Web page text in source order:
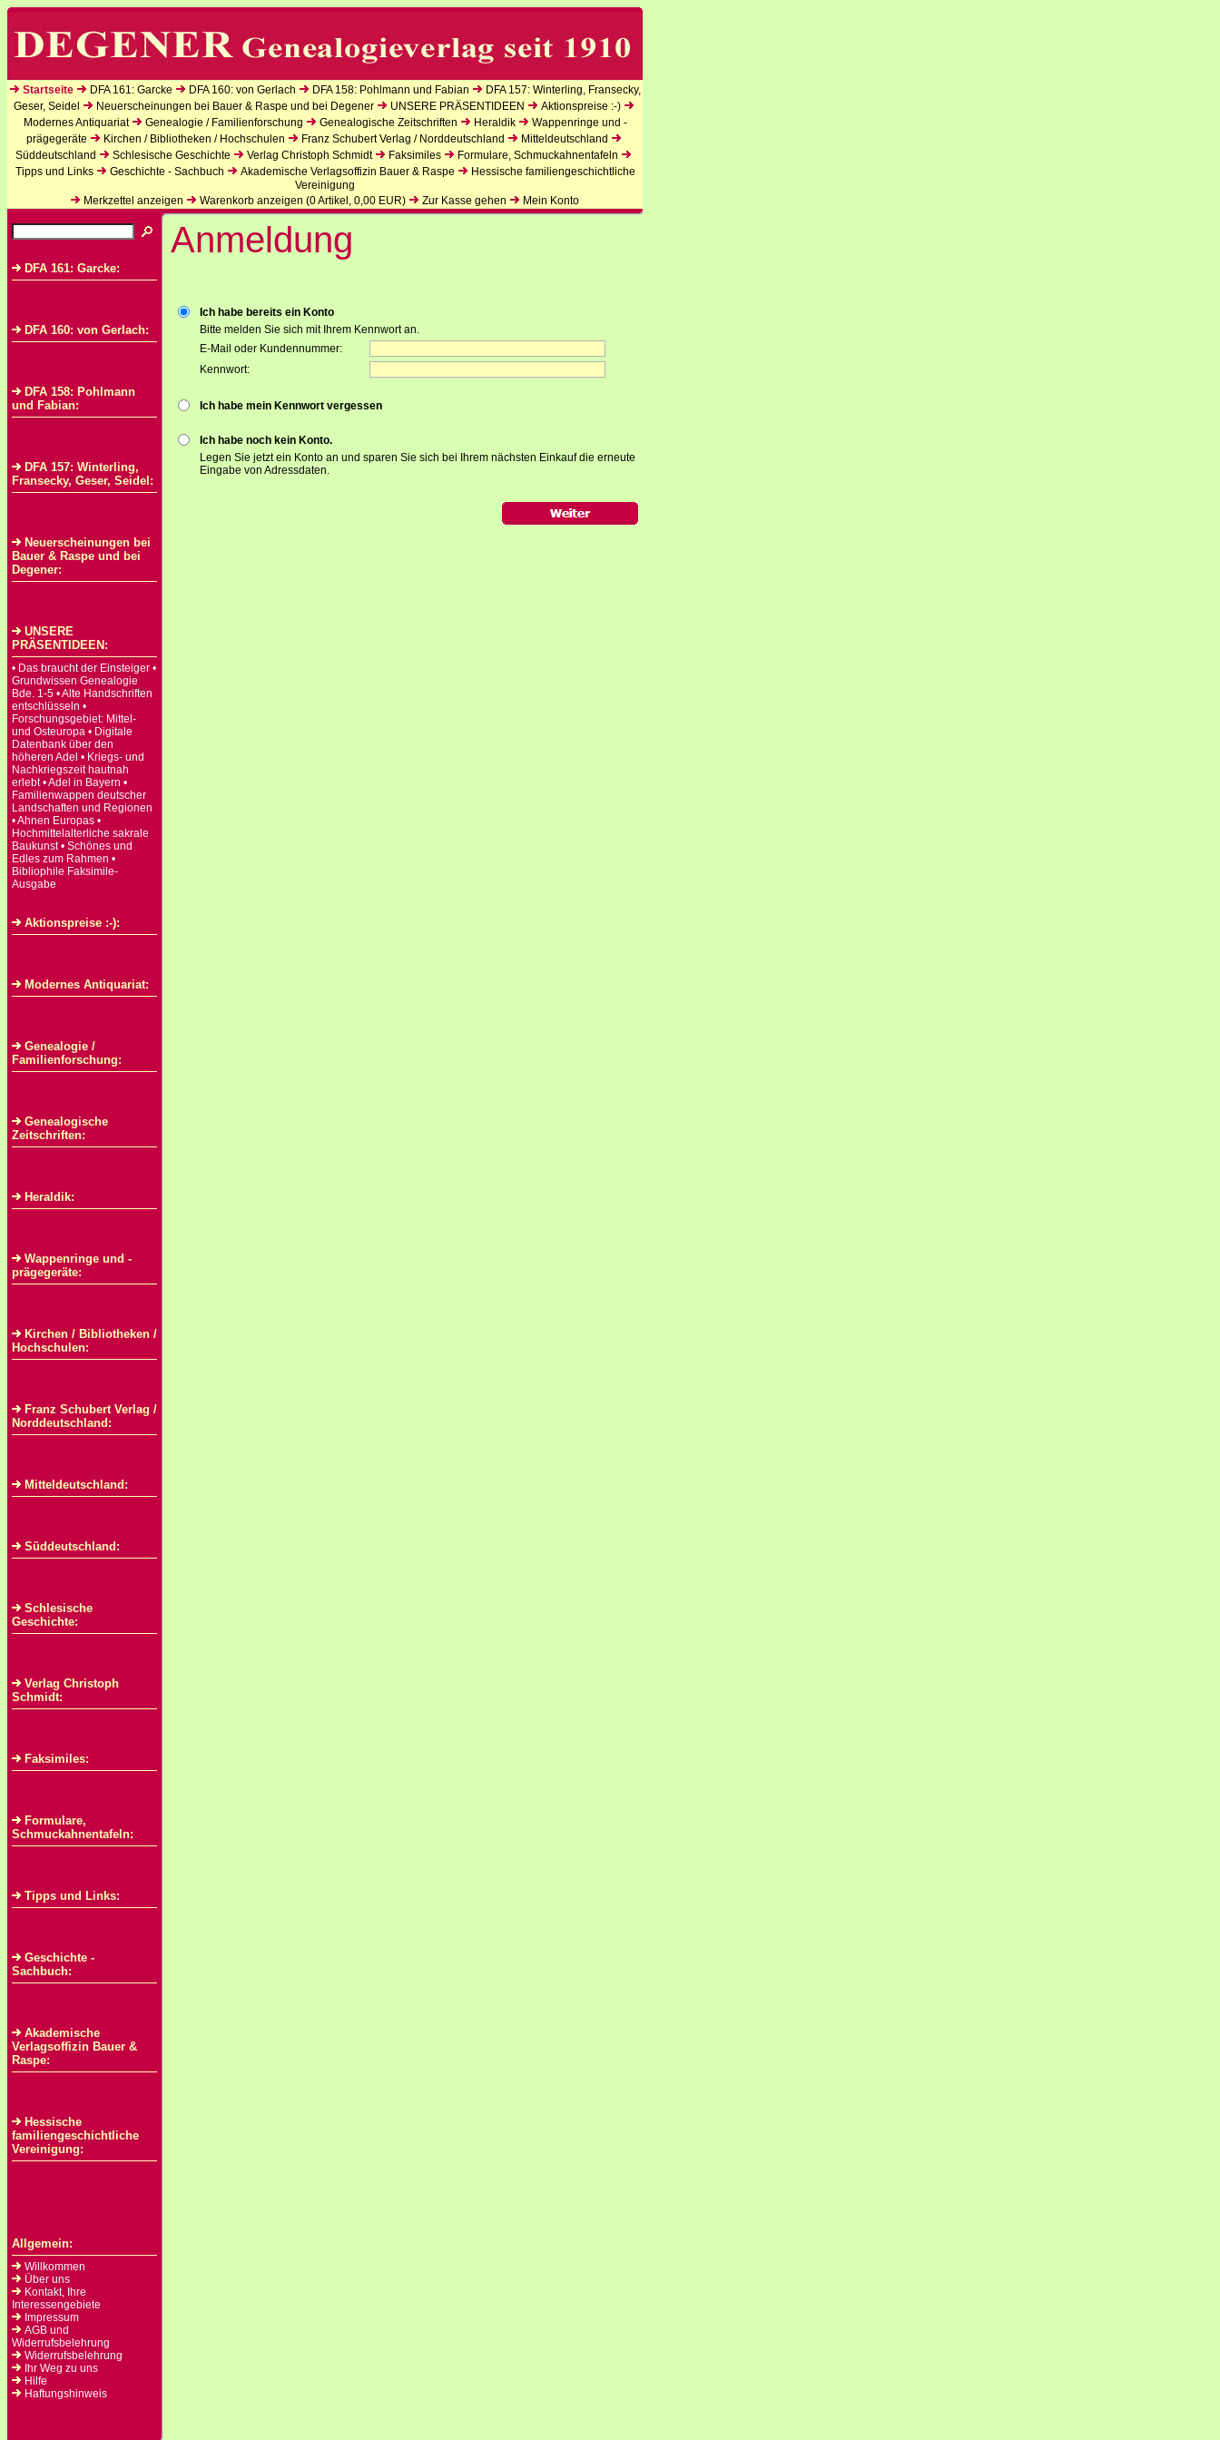
Startseite DFA 161: Garcke DFA 160: von Gerlach DFA 158: Pohlmann und Fabian
DFA 157: Winterling, Fransecky,
Geser, Seidel
Neuerscheinungen bei Bauer & Raspe und bei Degener UNSERE PRÄSENTIDEEN
Aktionspreise :-)
Modernes Antiquariat
Genealogie / Familienforschung Genealogische Zeitschriften Heraldik
Wappenringe und -
prägegeräte
Kirchen / Bibliotheken / Hochschulen Franz Schubert Verlag / Norddeutschland
Mitteldeutschland
Süddeutschland
Schlesische Geschichte Verlag Christoph Schmidt Faksimiles
Formulare, Schmuckahnentafeln
Tipps und Links
Geschichte - Sachbuch Akademische Verlagsoffizin Bauer & Raspe
Hessische familiengeschichtliche
Vereinigung
Merkzettel anzeigen
Warenkorb anzeigen (0Artikel, 0,00 EUR) Zur Kasse gehen Mein Konto
DFA 161: Garcke:
DFA 160: von Gerlach:
DFA 158: Pohlmann
und Fabian:
DFA 157: Winterling,
Fransecky, Geser, Seidel:
Neuerscheinungen bei
Bauer & Raspe und bei
Degener:
UNSERE
PRÄSENTIDEEN:
• Das braucht der Einsteiger •
Grundwissen Genealogie
Bde. 1-5 • Alte Handschriften
entschlüsseln •
Forschungsgebiet: Mittel-
und Osteuropa • Digitale
Datenbank über den
höheren Adel • Kriegs- und
Nachkriegszeit hautnah
erlebt • Adel in Bayern •
Familienwappen deutscher
Landschaften und Regionen
• Ahnen Europas •
Hochmittelalterliche sakrale
Baukunst • Schönes und
Edles zum Rahmen •
Bibliophile Faksimile-
Ausgabe
Aktionspreise :-):
Modernes Antiquariat:
Genealogie /
Familienforschung:
Genealogische
Zeitschriften:
Heraldik:
Wappenringe und -
prägegeräte:
Kirchen / Bibliotheken /
Hochschulen:
Franz Schubert Verlag /
Norddeutschland:
Mitteldeutschland:
Süddeutschland:
Schlesische
Geschichte:
Verlag Christoph
Schmidt:
Faksimiles:
Formulare,
Schmuckahnentafeln:
Tipps und Links:
Geschichte -
Sachbuch:
Akademische
Verlagsoffizin Bauer &
Raspe:
Hessische
familiengeschichtliche
Vereinigung:
Allgemein:
Willkommen
Über uns
Kontakt, Ihre
Interessengebiete
Impressum
AGB und
Widerrufsbelehrung
Widerrufsbelehrung
Ihr Weg zu uns
Hilfe
Haftungshinweis
Anmeldung
Ich habe bereits ein Konto
Bitte melden Sie sich mit Ihrem Kennwort an.
E-Mail oder Kundennummer:
Kennwort:
Ich habe mein Kennwort vergessen
Ich habe noch kein Konto.
Legen Sie jetzt ein Konto an und sparen Sie sich bei Ihrem nächsten Einkauf die erneute
Eingabe von Adressdaten.